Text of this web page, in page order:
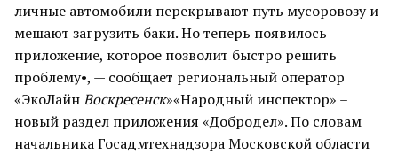
личные автомобили перекрывают путь мусоровозу и
мешают загрузить баки. Но теперь появилось
приложение, которое позволит быстро решить
проблему•, — сообщает региональный оператор
«ЭкоЛайнВоскресенск»«Народный инспектор» –
новый раздел приложения «Добродел». По словам
начальника Госадмтехнадзора Московской области